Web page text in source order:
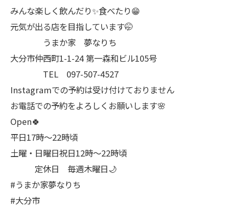
みんな楽しく飲んだり✨食べたり😁
元気が出る店を目指しています🤭
うまか家 夢なりち
大分市仲西町1-1-24 第一森和ビル105号
TEL 097-507-4527
Instagramでの予約は受け付けておりません
お電話での予約をよろしくお願いします🌸
Open🍀
平日17時～22時頃
土曜・日曜日祝日12時〜22時頃
定休日 毎週木曜日🌙
#うまか家夢なりち
#大分市